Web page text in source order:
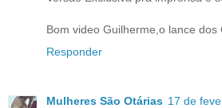
Bom video Guilherme,o lance dos
Responder
Mulheres São Otárias 17 de